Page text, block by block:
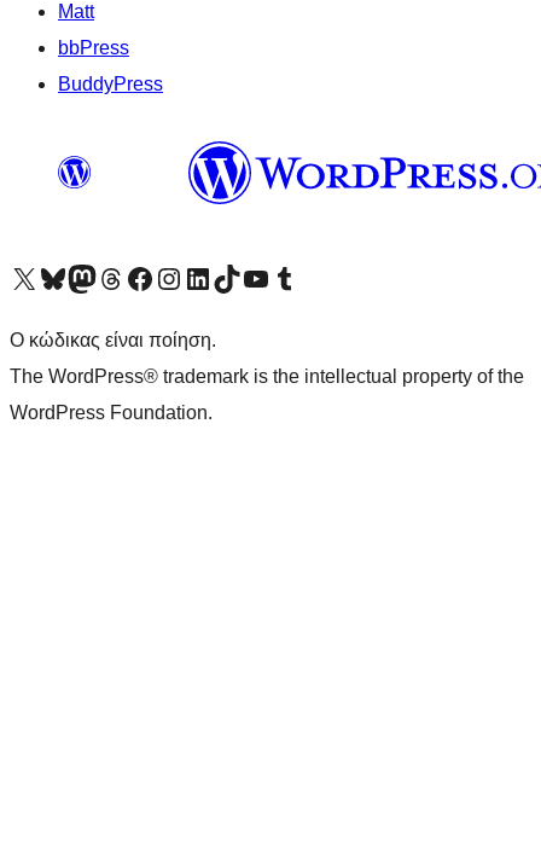
Matt
bbPress
BuddyPress
Visit our X (formerly Twitter) account
Visit our Bluesky account
Επισκεφθείτε τον λογαριασμό μας στο Mastodon
Visit our Threads account
Επισκεφτείτε τη σελίδα μας στο Facebook
Επισκεφθείτε τον λογαριασμό μας Instagram
Επισκεφθείτε τον λογαριασμό μας LinkedIn
Visit our TikTok account
Visit our YouTube channel
Visit our Tumblr account
Ο κώδικας είναι ποίηση.
The WordPress® trademark is the intellectual property of the
WordPress Foundation.